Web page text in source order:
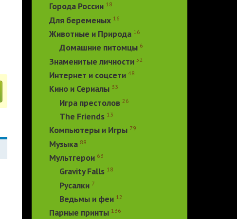
Города России 18
Для беременых 16
Животные и Природа 16
Домашние питомцы 6
Знаменитые личности 52
Интернет и соцсети 48
Кино и Сериалы 33
Игра престолов 26
The Friends 13
Компьютеры и Игры 79
Музыка 88
Мультгерои 63
Gravity Falls 18
Русалки 7
Ведьмы и феи 12
Парные принты 136